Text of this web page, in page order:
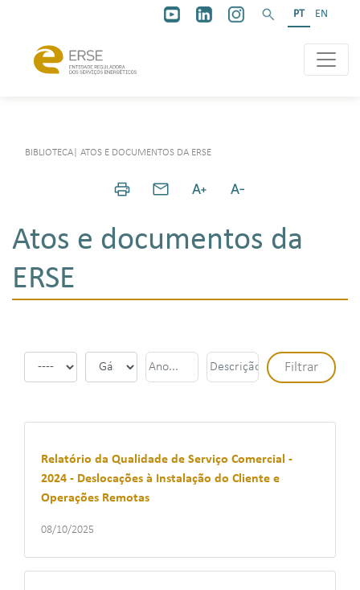
PT EN
BIBLIOTECA ATOS E DOCUMENTOS DA ERSE
Atos e documentos da
ERSE
Relatório da Qualidade de Serviço Comercial -
2024 - Deslocações à Instalação do Cliente e
Operações Remotas
08/10/2025